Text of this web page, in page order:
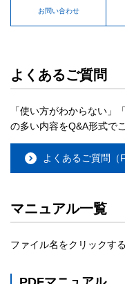
お問い合わせ
よくあるご質問
「使い方がわからない」
の多い内容をQ&A形式で
よくあるご質問（
マニュアル一覧
ファイル名をクリックす